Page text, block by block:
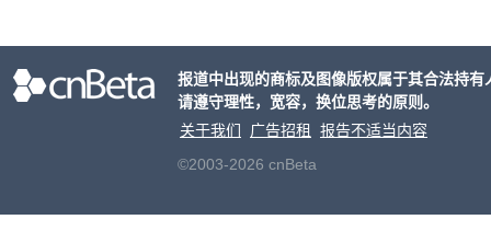
报道中出现的商标及图像版权属于其合法持
请遵守理性，宽容，换位思考的原则。
关于我们
广告招租
报告不适当内容
©2003-2026 cnBeta